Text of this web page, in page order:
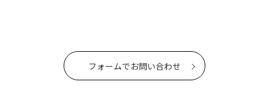
フォームでお問い合わせ